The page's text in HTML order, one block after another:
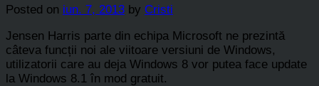
Posted on iun. 7, 2013 by Cristi
Jensen Harris parte din echipa Microsoft ne prezintă
câteva funcții noi ale viitoare versiuni de Windows,
utilizatorii care au deja Windows 8 vor putea face update
la Windows 8.1 în mod gratuit.